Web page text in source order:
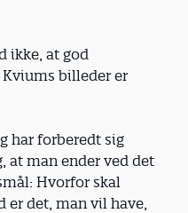
ikke, at god
billeder er
har forberedt sig
at man ender ved det
Hvorfor skal
er det, man vil have,